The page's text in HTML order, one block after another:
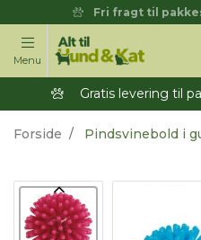
Fri fragt til
Menu
Gratis levering til
Forside Pindsvinebold i